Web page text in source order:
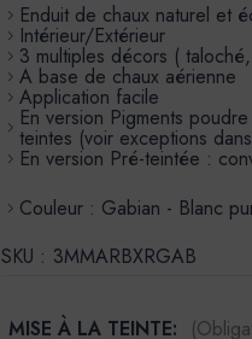
Enduit de chaux naturel et
Intérieur/Extérieur
3 multiples décors (
A base de chaux aérienne
Application facile
En version Pigments
teintes (voir exceptions
En version Pré-teintée :
Couleur : Gabian - Blanc
SKU : 3MMARBXRGAB
MISE À LA TEINTE: